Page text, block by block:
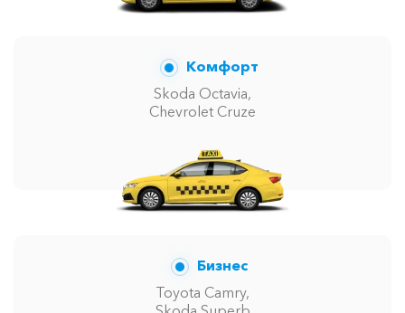
Комфорт
Skoda Octavia,
Chevrolet Cruze
Бизнес
Toyota Camry,